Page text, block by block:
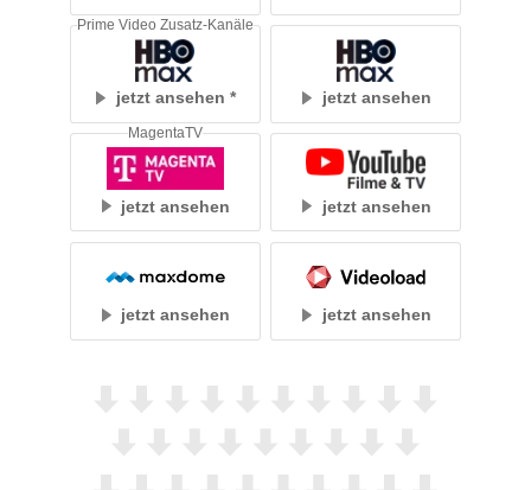
jetzt ansehen
Prime Video Zusatz-Kanäle
jetzt ansehen
jetzt ansehen
MagentaTV
jetzt ansehen
jetzt ansehen jetzt ansehen